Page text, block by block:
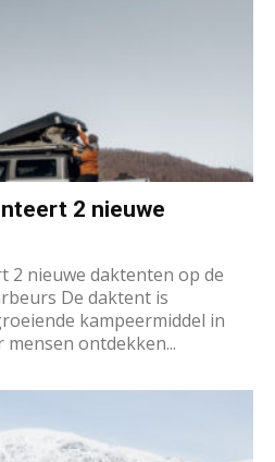
2 nieuwe
2 nieuwe daktenten op de
De daktent is
kampeermiddel in
mensen ontdekken...